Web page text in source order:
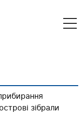
зібрали